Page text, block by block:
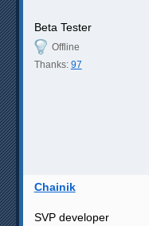
Beta Tester
Offline
Thanks: 97
Chainik
SVP developer